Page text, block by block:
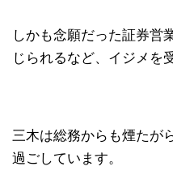
しかも念願だった証券営
じられるなど、イジメを
三木は総務からも煙たが
過ごしています。